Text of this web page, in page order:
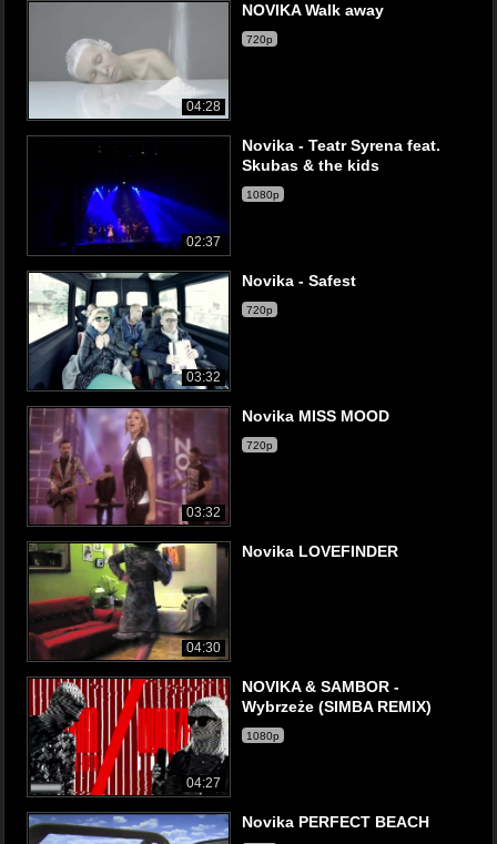
04:28
NOVIKA Walk away
720p
02:37
Novika - Teatr Syrena feat.
Skubas & the kids
1080p
03:32
Novika - Safest
720p
03:32
Novika MISS MOOD
720p
04:30
Novika LOVEFINDER
04:27
NOVIKA & SAMBOR -
Wybrzeże (SIMBA REMIX)
1080p
Novika PERFECT BEACH